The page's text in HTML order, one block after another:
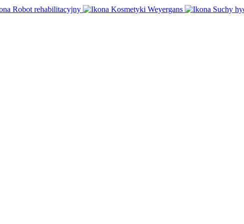
Robot rehabilitacyjny Kosmetyki Weyergans Suchy